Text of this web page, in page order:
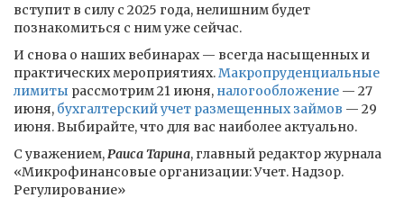
вступит в силу с 2025 года, нелишним будет
познакомиться с ним уже сейчас.
И снова о наших вебинарах — всегда насыщенных и
практических мероприятиях.Макропруденциальные
лимиты рассмотрим 21 июня, налогообложение — 27
июня, бухгалтерский учет размещенных займов — 29
июня. Выбирайте, что для вас наиболее актуально.
С уважением,Раиса Тарина, главный редактор журнала
«Микрофинансовые организации: Учет. Надзор.
Регулирование»